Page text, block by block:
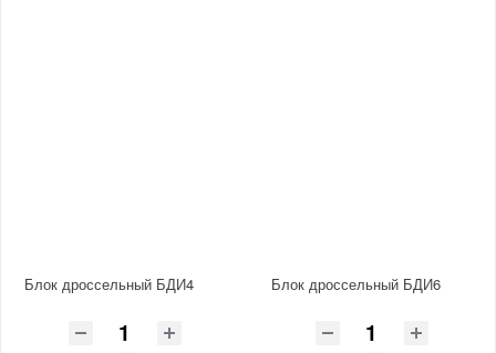
Блок дроссельный БДИ4 Блок дроссельный БДИ6